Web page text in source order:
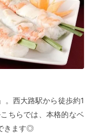
。西大路駅から徒歩約1
ちらでは、本格的なベ
きます◎